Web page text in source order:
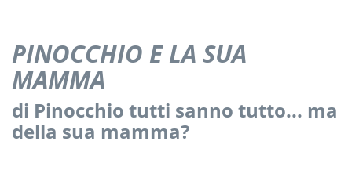
PINOCCHIO E LA SUA
MAMMA
di Pinocchio tutti sanno tutto... ma
della sua mamma?